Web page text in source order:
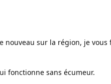
nouveau sur la région, je
fonctionne sans écumeur.